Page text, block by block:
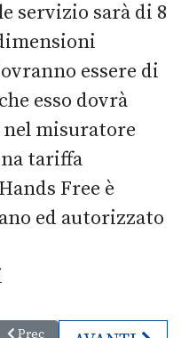
servizio sarà di 8
essere di
esso dovrà
misuratore
tariffa
Free è
ed autorizzato
Articolo precedente:
Prec